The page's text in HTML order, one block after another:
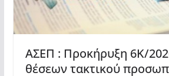
ΑΣΕΠ : Προκήρυξη 6Κ/
θέσεων τακτικού